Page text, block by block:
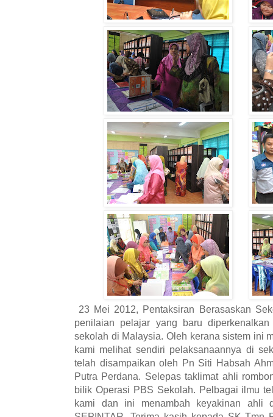
23 Mei 2012, Pentaksiran Berasaskan
penilaian pelajar yang baru
sekolah di Malaysia. Oleh kerana sistem ini
kami melihat sendiri pelaksanaannya di
telah disampaikan oleh Pn Siti Habsah
Putra Perdana. Selepas taklimat ahli
bilik Operasi PBS Sekolah. Pelbagai ilmu
kami dan ini menambah keyakinan ahli